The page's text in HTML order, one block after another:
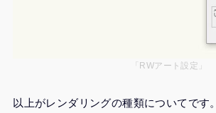
「RWアート設定」
以上がレンダリングの種類についてです。